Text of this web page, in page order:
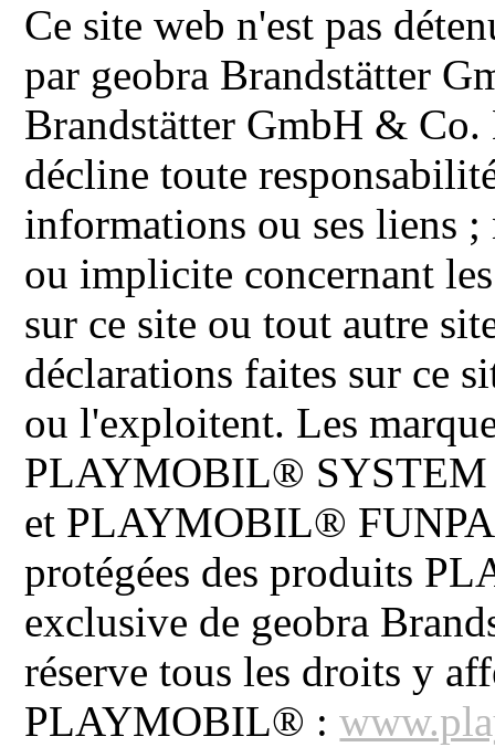
Ce site web n'est pas
par geobra Brandstätter
Brandstätter GmbH & Co.
décline toute
informations ou ses liens ;
ou implicite concernant
sur ce site ou tout autre
déclarations faites sur ce
ou l'exploitent. Les
PLAYMOBIL®
et PLAYMOBIL®
protégées des produits
exclusive de geobra
réserve tous les droits y
PLAYMOBIL® :